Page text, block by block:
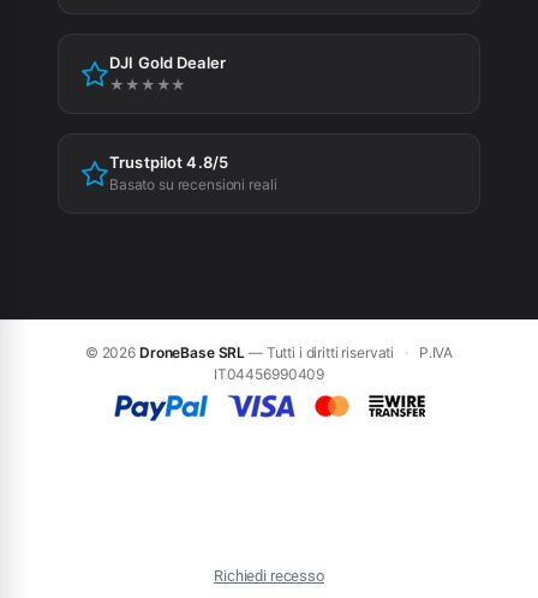
Preferenze cookieDJI Gold Dealer
★★★★★
Trustpilot 4.8/5
Basato su recensioni reali
© 2026 DroneBase SRL — Tutti i diritti riservati ·
P.IVA
IT04456990409
Richiedi recesso